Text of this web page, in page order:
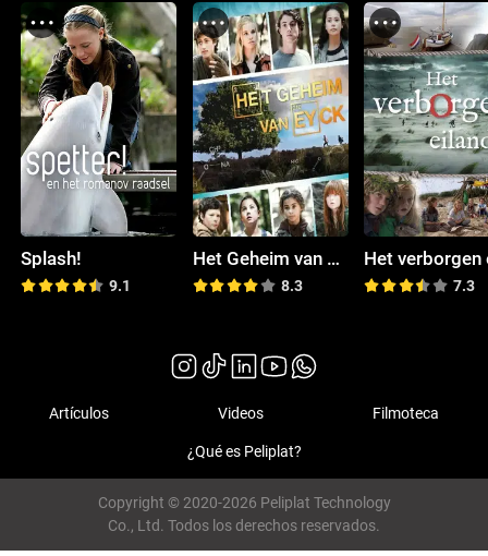
Splash!
9.1
Het Geheim van Eyck
8.3 7.3
Artículos Videos Filmoteca
¿Qué es Peliplat?
Copyright © 2020-2026 Peliplat Technology
Co., Ltd. Todos los derechos reservados.